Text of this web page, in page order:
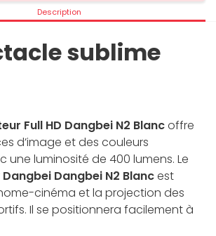
Description
sublime
Full HD Dangbei N2 Blancoffre
d’image et des couleurs
une luminosité de 400 lumens. Le
Dangbei Dangbei N2 Blancest
cinéma et la projection des
Il se positionnera facilement à